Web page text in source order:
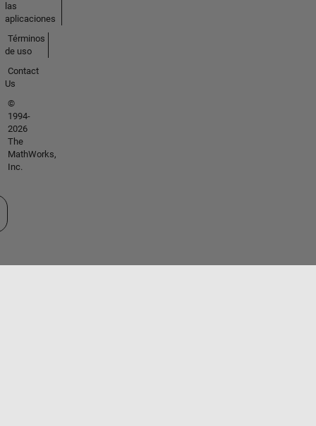
las
aplicaciones
Términos
de uso
Contact
Us
©
1994-
2026
The
MathWorks,
Inc.
un país/idioma